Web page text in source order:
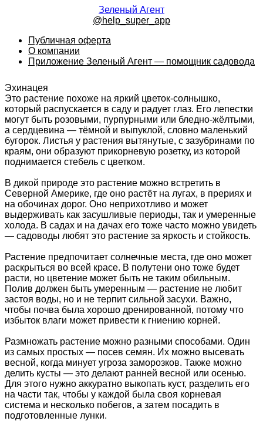
Зеленый Агент
@help_super_app
Публичная оферта
О компании
Приложение Зеленый Агент — помощник садовода
Эхинацея
Это растение похоже на яркий цветок-солнышко,
который распускается в саду и радует глаз. Его лепестки
могут быть розовыми, пурпурными или бледно-жёлтыми,
а сердцевина — тёмной и выпуклой, словно маленький
бугорок. Листья у растения вытянутые, с зазубринами по
краям, они образуют прикорневую розетку, из которой
поднимается стебель с цветком.
В дикой природе это растение можно встретить в
Северной Америке, где оно растёт на лугах, в прериях и
на обочинах дорог. Оно неприхотливо и может
выдерживать как засушливые периоды, так и умеренные
холода. В садах и на дачах его тоже часто можно увидеть
— садоводы любят это растение за яркость и стойкость.
Растение предпочитает солнечные места, где оно может
раскрыться во всей красе. В полутени оно тоже будет
расти, но цветение может быть не таким обильным.
Полив должен быть умеренным — растение не любит
застоя воды, но и не терпит сильной засухи. Важно,
чтобы почва была хорошо дренированной, потому что
избыток влаги может привести к гниению корней.
Размножать растение можно разными способами. Один
из самых простых — посев семян. Их можно высевать
весной, когда минует угроза заморозков. Также можно
делить кусты — это делают ранней весной или осенью.
Для этого нужно аккуратно выкопать куст, разделить его
на части так, чтобы у каждой была своя корневая
система и несколько побегов, а затем посадить в
подготовленные лунки.